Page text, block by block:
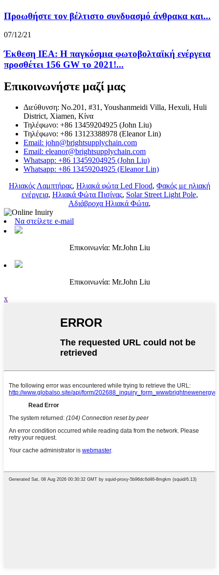
Προωθήστε τον βέλτιστο συνδυασμό άνθρακα και...
07/12/21
Έκθεση IEA: Η παγκόσμια φωτοβολταϊκή ενέργεια
προσθέτει 156 GW το 2021!...
Επικοινωνήστε μαζί μας
Διεύθυνση: No.201, #31, Youshanmeidi Villa, Hexuli, Huli
District, Xiamen, Κίνα
Τηλέφωνο: +86 13459204925 (John Liu)
Τηλέφωνο: +86 13123388978 (Eleanor Lin)
Email: john@brightsupplychain.com
Email: eleanor@brightsupplychain.com
Whatsapp: +86 13459204925 (John Liu)
Whatsapp: +86 13459204925 (Eleanor Lin)
Ηλιακός Λαμπτήρας, Ηλιακά φώτα Led Flood, Φακός με ηλιακή
ενέργεια, Ηλιακά Φώτα Πισίνας, Solar Street Light Pole,
Αδιάβροχα Ηλιακά Φώτα,
Να στείλετε e-mail
Επικοινωνία: Mr.John Liu
Επικοινωνία: Mr.John Liu
x